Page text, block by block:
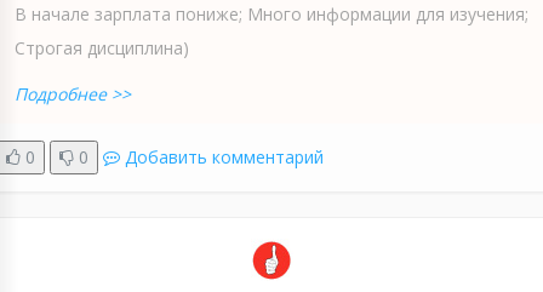
В начале зарплата пониже; Много информации для изучения;
Строгая дисциплина)
Подробнее >>
0 0 Добавить комментарий